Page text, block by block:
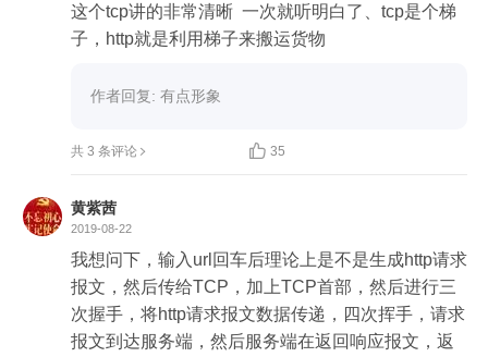
这个tcp讲的非常清晰  一次就听明白了、tcp是个梯
子，http就是利用梯子来搬运货物
作者回复: 有点形象
共 3 条评论  35
黄紫茜
2019-08-22
我想问下，输入url回车后理论上是不是生成http请求
报文，然后传给TCP，加上TCP首部，然后进行三
次握手，将http请求报文数据传递，四次挥手，请求
报文到达服务端，然后服务端在返回响应报文，返